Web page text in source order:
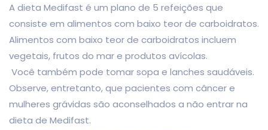
A dieta Medifast é um plano de 5 refeições que
consiste em alimentos com baixo teor de carboidratos.
Alimentos com baixo teor de carboidratos incluem
vegetais, frutos do mar e produtos avícolas.
Você também pode tomar sopa e lanches saudáveis.
Observe, entretanto, que pacientes com câncer e
mulheres grávidas são aconselhados a não entrar na
dieta de Medifast.